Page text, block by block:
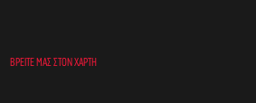
ΒΡΕΊΤΕ ΜΑΣ ΣΤΟΝ ΧΆΡΤΗ